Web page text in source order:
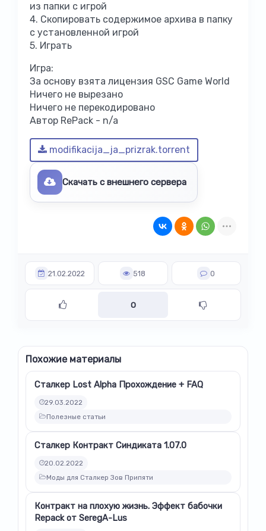
из папки с игрой
4. Скопировать содержимое архива в папку
с установленной игрой
5. Играть
Игра:
За основу взята лицензия GSC Game World
Ничего не вырезано
Ничего не перекодировано
Автор RePack - n/a
modifikacija_ja_prizrak.torrent
Скачать с внешнего сервера
21.02.2022 518 0
0
Похожие материалы
Сталкер Lost Alpha Прохождение + FAQ
29.03.2022
Полезные статьи
Сталкер Контракт Синдиката 1.07.0
20.02.2022
Моды для Сталкер Зов Припяти
Контракт на плохую жизнь. Эффект бабочки
Repack от SeregA-Lus